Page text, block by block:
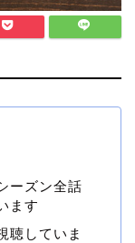
ーズン全話
ます
聴していま